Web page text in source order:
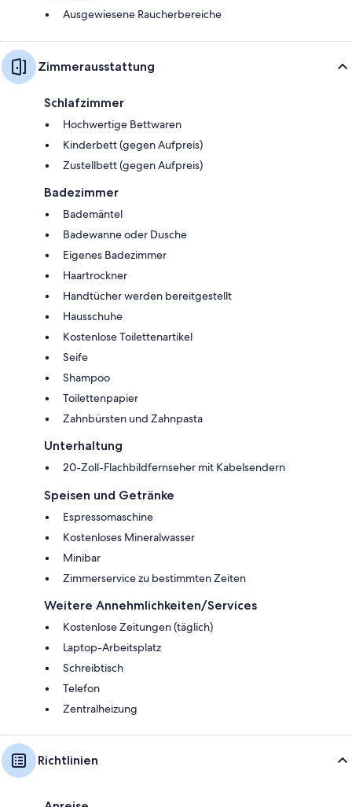
Ausgewiesene Raucherbereiche
Zimmerausstattung
Schlafzimmer
Hochwertige Bettwaren
Kinderbett (gegen Aufpreis)
Zustellbett (gegen Aufpreis)
Badezimmer
Bademäntel
Badewanne oder Dusche
Eigenes Badezimmer
Haartrockner
Handtücher werden bereitgestellt
Hausschuhe
Kostenlose Toilettenartikel
Seife
Shampoo
Toilettenpapier
Zahnbürsten und Zahnpasta
Unterhaltung
20-Zoll-Flachbildfernseher mit Kabelsendern
Speisen und Getränke
Espressomaschine
Kostenloses Mineralwasser
Minibar
Zimmerservice zu bestimmten Zeiten
Weitere Annehmlichkeiten/Services
Kostenlose Zeitungen (täglich)
Laptop-Arbeitsplatz
Schreibtisch
Telefon
Zentralheizung
Richtlinien